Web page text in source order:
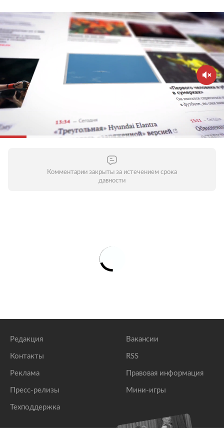
Комментарии закрыты за истечением срока
давности
Редакция
Контакты
Реклама
Пресс-релизы
Техподдержка
Вакансии
RSS
Правовая информация
Мини-игры